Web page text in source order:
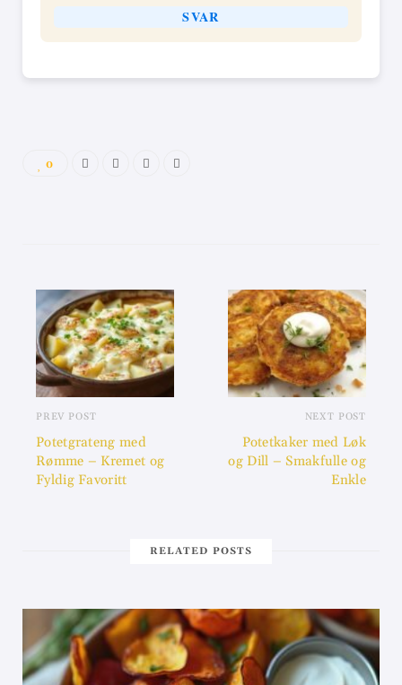
SVAR
0
PREV POST
Potetgrateng med
Rømme – Kremet og
Fyldig Favoritt
NEXT POST
Potetkaker med Løk
og Dill – Smakfulle og
Enkle
RELATED POSTS